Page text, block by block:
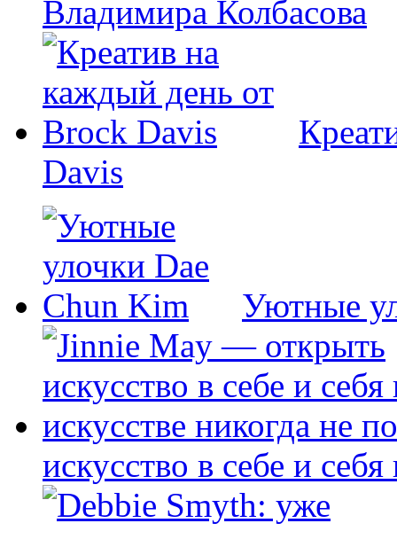
Владимира Колбасова
Davis
Уютные
искусство в себе и